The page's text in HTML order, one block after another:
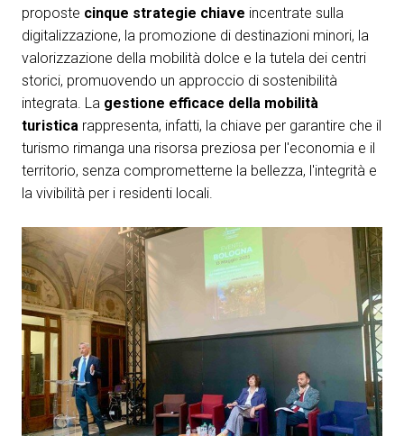
COMPILA IL FORM arrow_circle_right
AREA RISERVATA VISITATORI
person
proposte cinque strategie chiave incentrate sulla
digitalizzazione, la promozione di destinazioni minori, la
valorizzazione della mobilità dolce e la tutela dei centri
storici, promuovendo un approccio di sostenibilità
integrata. La gestione efficace della mobilità
turistica rappresenta, infatti, la chiave per garantire che il
turismo rimanga una risorsa preziosa per l'economia e il
territorio, senza comprometterne la bellezza, l'integrità e
la vivibilità per i residenti locali.